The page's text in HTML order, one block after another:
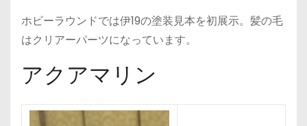
ホビーラウンドでは伊19の塗装見本を初展示。髪の毛
はクリアーパーツになっています。
アクアマリン